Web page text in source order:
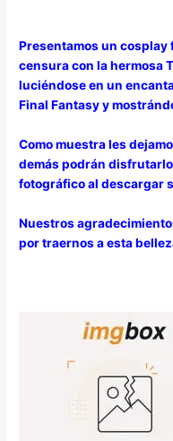
Presentamos un
censura con la hermosa
luciéndose en un
Final Fantasy y
Como muestra les
demás podrán
fotográfico al descargar
Nuestros
por traernos a esta